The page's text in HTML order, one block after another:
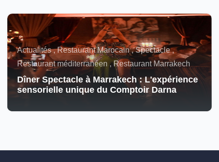
Actualités , Restaurant Marocain , Spectacle ,
Restaurant méditerranéen , Restaurant Marrakech
Dîner Spectacle à Marrakech : L'expérience
sensorielle unique du Comptoir Darna